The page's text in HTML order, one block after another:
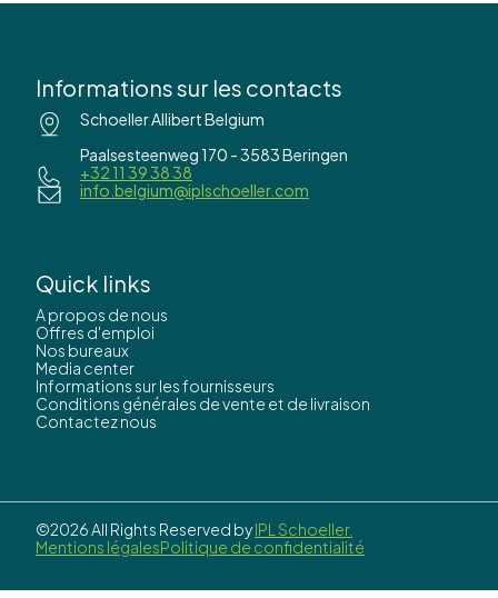
Informations sur les contacts
Schoeller Allibert Belgium
Paalsesteenweg 170 - 3583 Beringen
+32 11 39 38 38
info.belgium@iplschoeller.com
Quick links
A propos de nous
Offres d'emploi
Nos bureaux
Media center
Informations sur les fournisseurs
Conditions générales de vente et de livraison
Contactez nous
©2026 All Rights Reserved byIPL Schoeller.
Mentions légalesPolitique de confidentialité